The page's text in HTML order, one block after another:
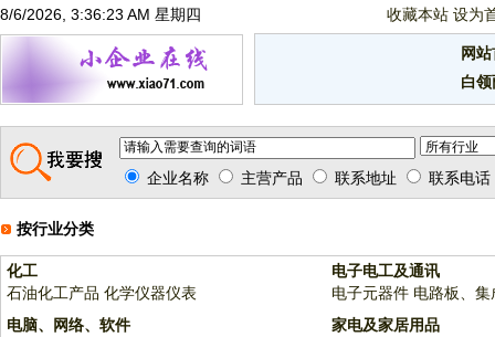
8/6/2026, 3:36:23 AM 星期四 收藏本站 设为
网
白
企业名称 主营产品 联系地址 联系电话
按行业分类
化工
石油化工产品 化学仪器仪表
电子电工及通讯
电子元器件 电路板、集
电脑、网络、软件
家电及家居用品